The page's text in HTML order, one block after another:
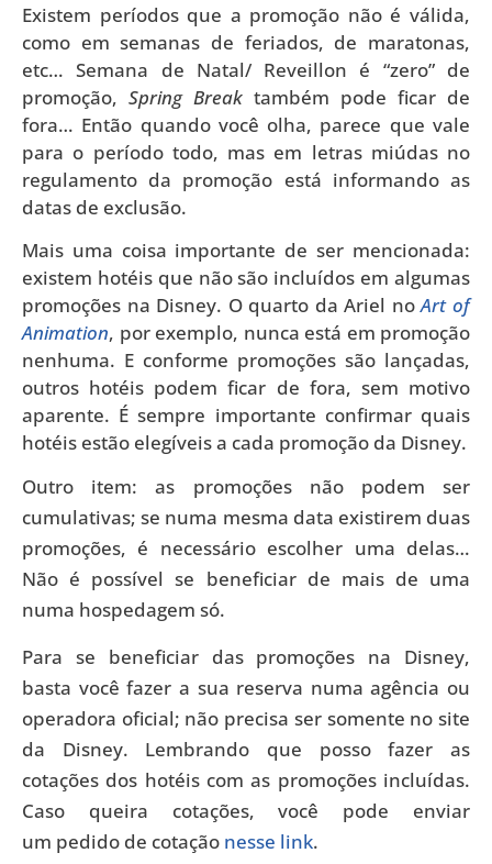
Existem períodos que a promoção não é válida,
como em semanas de feriados, de maratonas,
etc… Semana de Natal/ Reveillon é “zero” de
promoção, Spring Break também pode ficar de
fora… Então quando você olha, parece que vale
para o período todo, mas em letras miúdas no
regulamento da promoção está informando as
datas de exclusão.
Mais uma coisa importante de ser mencionada:
existem hotéis que não são incluídos em algumas
promoções na Disney. O quarto da Ariel noArt of
Animation, por exemplo, nunca está em promoção
nenhuma. E conforme promoções são lançadas,
outros hotéis podem ficar de fora, sem motivo
aparente. É sempre importante confirmar quais
hotéis estão elegíveis a cada promoção da Disney.
Outro item: as promoções não podem ser
cumulativas; se numa mesma data existirem duas
promoções, é necessário escolher uma delas…
Não é possível se beneficiar de mais de uma
numa hospedagem só.
Para se beneficiar das promoções na Disney,
basta você fazer a sua reserva numa agência ou
operadora oficial; não precisa ser somente no site
da Disney. Lembrando que posso fazer as
cotações dos hotéis com as promoções incluídas.
Caso queira cotações, você pode enviar
um pedido de cotação nesse link.